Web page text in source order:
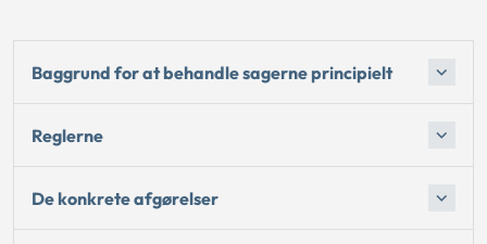
Baggrund for at behandle sagerne principielt
Reglerne
De konkrete afgørelser